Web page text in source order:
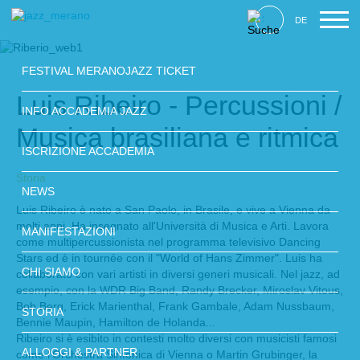
Luis Ribeiro - Percussioni /
Musica brasiliana e ritmica
Storia
Luis Ribeiro è nato a San Paolo, in Brasile, e vive a Vienna da
molti anni. Ha insegnato all'Università di Musica e Arti. Lavora
come multipercussionista nel programma televisivo Dancing
Stars ed è in tournée con il "World of Hans Zimmer". Luis ha
collaborato con vari artisti in diversi generi musicali. Nel jazz, ad
esempio, con la WDR Big Band, Randy Brecker, Miroslav Vitous,
Bob Berg, Erick Marienthal, Frank Gambale, Adam Nussbaum,
Bennie Maupin, Hamilton de Holanda...
Ribeiro si è esibito in contesti molto diversi con musicisti famosi
come l'Orchestra Sinfonica di Vienna o Martin Grubinger, la
DE
FESTIVAL MERANOJAZZ TICKET
INFO ACCADEMIA JAZZ
ISCRIZIONE ACCADEMIA
NEWS
MANIFESTAZIONI
CHI SIAMO
STORIA
ALLOGGI & PARTNER